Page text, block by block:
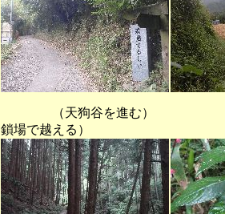
（天狗谷を進む） （咲
鎖場で越える）